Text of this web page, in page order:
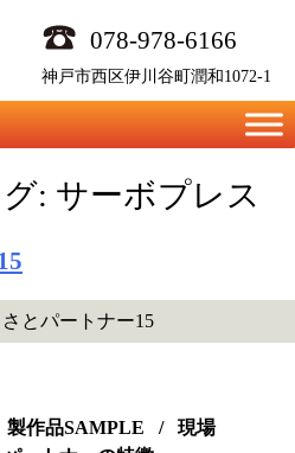
078-978-6166
神戸市西区伊川谷町潤和1072-1
: サーボプレス
とパートナー15
製作品SAMPLE /
現場